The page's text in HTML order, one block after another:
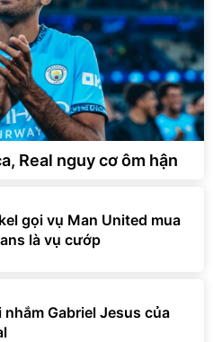
Real nguy cơ ôm hận
gọi vụ Man United mua
là vụ cướp
Gabriel Jesus của